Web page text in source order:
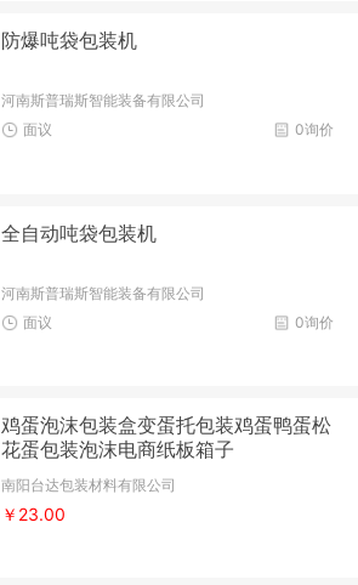
防爆吨袋包装机
河南斯普瑞斯智能装备有限公司
0询价
面议
全自动吨袋包装机
河南斯普瑞斯智能装备有限公司
0询价
面议
鸡蛋泡沫包装盒变蛋托包装鸡蛋鸭蛋松
花蛋包装泡沫电商纸板箱子
南阳台达包装材料有限公司
￥23.00